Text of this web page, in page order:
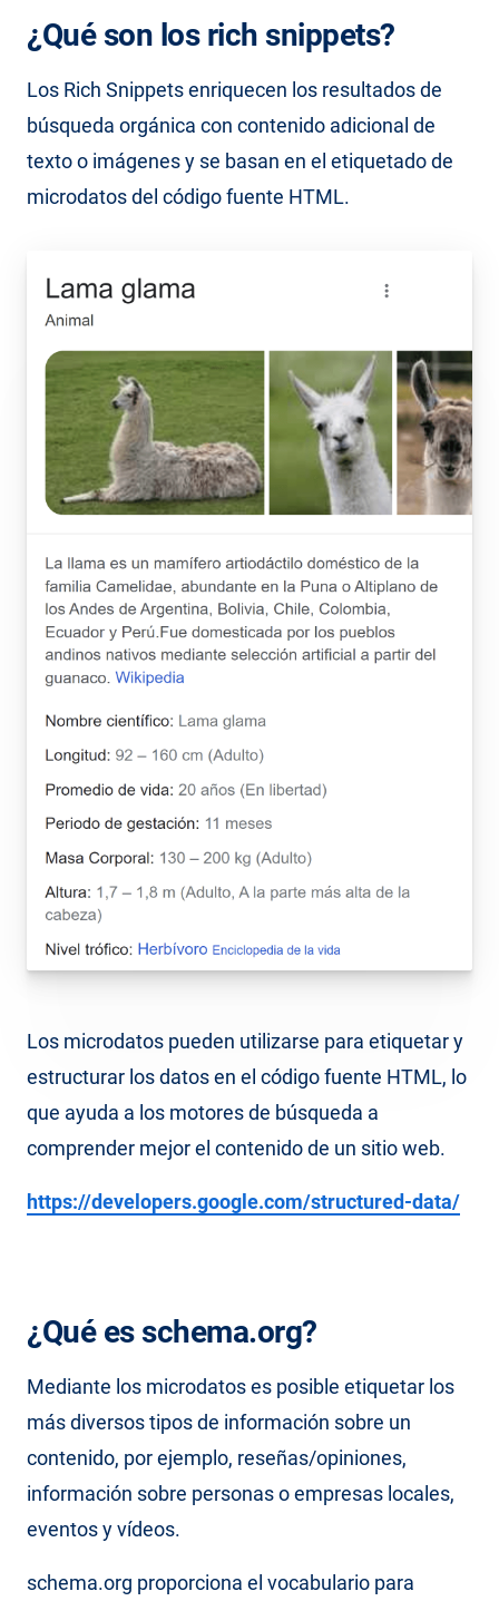
¿Qué son los rich snippets?
Los Rich Snippets enriquecen los resultados de
búsqueda orgánica con contenido adicional de
texto o imágenes y se basan en el etiquetado de
microdatos del código fuente HTML.
Los microdatos pueden utilizarse para etiquetar y
estructurar los datos en el código fuente HTML, lo
que ayuda a los motores de búsqueda a
comprender mejor el contenido de un sitio web.
https://developers.google.com/structured-data/
¿Qué es schema.org?
Mediante los microdatos es posible etiquetar los
más diversos tipos de información sobre un
contenido, por ejemplo, reseñas/opiniones,
información sobre personas o empresas locales,
eventos y vídeos.
schema.org proporciona el vocabulario para